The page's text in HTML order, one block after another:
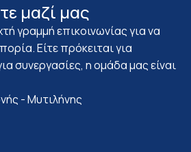
μαζί μας
γραμμή επικοινωνίας για να
Είτε πρόκειται για
συνεργασίες, η ομάδα μας είναι
- Μυτιλήνης